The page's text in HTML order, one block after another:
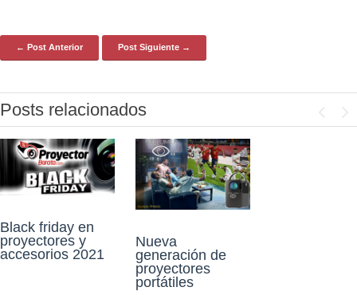
Post navigation
← Post Anterior Post Siguiente →
Posts relacionados
Black friday en
proyectores y
accesorios 2021
Nueva
generación de
proyectores
portátiles
Proyectorbarato.c
om cumple 11
importancia de la
alta definición